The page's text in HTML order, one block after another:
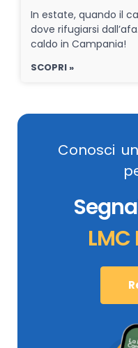
In estate, quando il
dove rifugiarsi
caldo in Campania!
SCOPRI »
Conosci un